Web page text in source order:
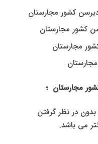
کشور مجارستان
کشور مجارستان
مجارستان
مجارستان ؛
بدون در نظر گرفتن
می باشد.